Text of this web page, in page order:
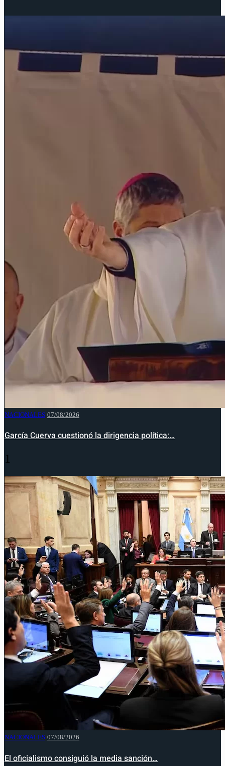
NACIONALES 07/08/2026
García Cuerva cuestionó la dirigencia política:…
1
NACIONALES 07/08/2026
El oficialismo consiguió la media sanción…